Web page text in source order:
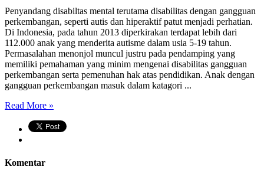
Penyandang disabiltas mental terutama disabilitas dengan gangguan
perkembangan, seperti autis dan hiperaktif patut menjadi perhatian.
Di Indonesia, pada tahun 2013 diperkirakan terdapat lebih dari
112.000 anak yang menderita autisme dalam usia 5-19 tahun.
Permasalahan menonjol muncul justru pada pendamping yang
memiliki pemahaman yang minim mengenai disabilitas gangguan
perkembangan serta pemenuhan hak atas pendidikan. Anak dengan
gangguan perkembangan masuk dalam katagori ...
Read More »
Komentar